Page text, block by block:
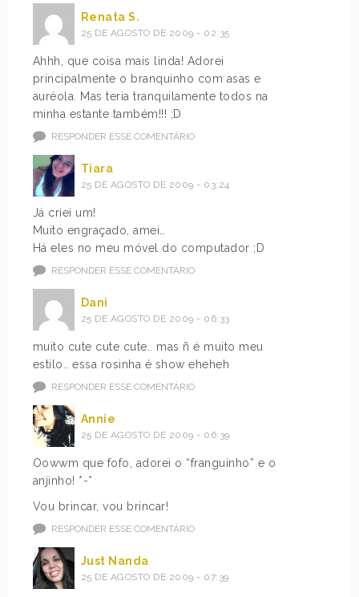
Renata S.
25 DE AGOSTO DE 2009 - 02:35
Ahhh, que coisa mais linda! Adorei
principalmente o branquinho com asas e
auréola. Mas teria tranquilamente todos na
minha estante também!!! ;D
RESPONDER ESSE COMENTÁRIO
Tiara
25 DE AGOSTO DE 2009 - 03:24
Já criei um!
Muito engraçado, amei…
Há eles no meu móvel do computador ;D
RESPONDER ESSE COMENTÁRIO
Dani
25 DE AGOSTO DE 2009 - 06:33
muito cute cute cute.. mas ñ é muito meu
estilo.. essa rosinha é show eheheh
RESPONDER ESSE COMENTÁRIO
Annie
25 DE AGOSTO DE 2009 - 06:39
Oowwm que fofo, adorei o “franguinho” e o
anjinho! *-*
Vou brincar, vou brincar!
RESPONDER ESSE COMENTÁRIO
Just Nanda
25 DE AGOSTO DE 2009 - 07:39